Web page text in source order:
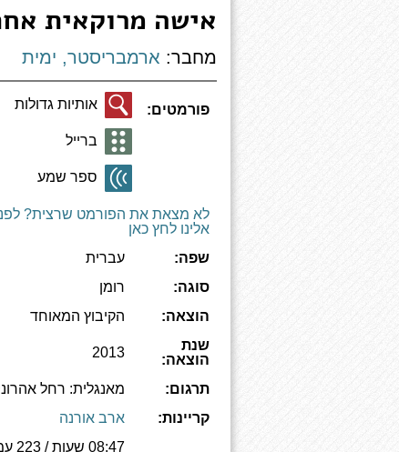
אישה מרוקאית
מחבר: ארמבריסטר, ימית
פורמטים: אותיות גדולות
ברייל
ספר שמע
לא מצאת את הפורמט שרצית?
אלינו לחץ כאן
שפה:
עברית
סוגה:
רומן
הוצאה:
הקיבוץ המאוחד
שנת
הוצאה:
2013
תרגום:
מאנגלית: רחל
קריינות:
ארב אורנה